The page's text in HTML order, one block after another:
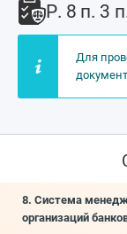
Р. 8 п. 3
Для
8. Система
организаций